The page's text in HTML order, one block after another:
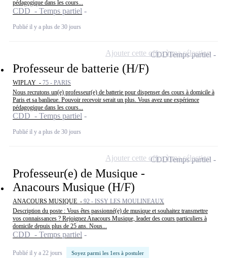
pédagogique dans les cours...
CDD - Temps partiel
Publié il y a plus de 30 jours
Professeur de batterie (H/F)
WIPLAY - 75 - PARIS
Nous recrutons un(e) professeur(e) de batterie pour dispenser des cours à domicile à
Paris et sa banlieue. Pouvoir recevoir serait un plus. Vous avez une expérience
pédagogique dans les cours...
CDD - Temps partiel
Publié il y a plus de 30 jours
CDDTemps partiel
Ajouter cette offre à ma sélection
Professeur(e) de Musique -
Anacours Musique (H/F)
ANACOURS MUSIQUE - 92 - ISSY LES MOULINEAUX
Description du poste : Vous êtes passionné(e) de musique et souhaitez transmettre
vos connaissances ? Rejoignez Anacours Musique, leader des cours particuliers à
domicile depuis plus de 25 ans. Nous...
CDD - Temps partiel
Publié il y a 22 jours Soyez parmi les 1ers à postuler
CDDTemps partiel
Ajouter cette offre à ma sélection